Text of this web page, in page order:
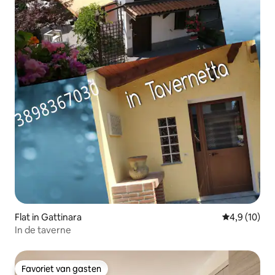
Flat in Gattinara
4,9 (10)
In de taverne
Favoriet van gasten